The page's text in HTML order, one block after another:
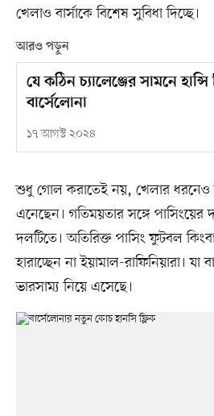
খেলাও বার্সাকে বিশেষ সুবিধা দিচ্ছে।
আরও পড়ুন
যে কঠিন চ্যালেঞ্জের সামনে হান্সি
বার্সেলোনা
১৭ আগস্ট ২০২৪
শুধু গোল করাতেই নয়, খেলার ধরনেও
এনেছেন। গতিময়তার সঙ্গে পাসিংয়ের
দলটিতে। অতিরিক্ত পাসিং ফুটবল
হারাচ্ছেন না ইয়ামাল-রাফিনিয়ারা। যা
ভারসাম্য নিয়ে এসেছে।